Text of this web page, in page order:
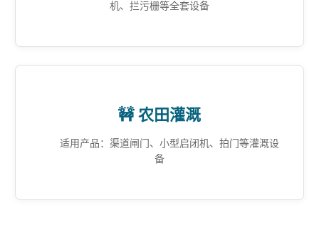
机、拦污栅等全套设备
🚧 农田灌溉
适用产品：渠道闸门、小型启闭机、拍门等灌溉设
备